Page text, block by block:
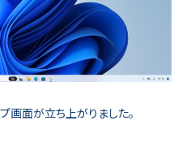
画面が立ち上がりました。